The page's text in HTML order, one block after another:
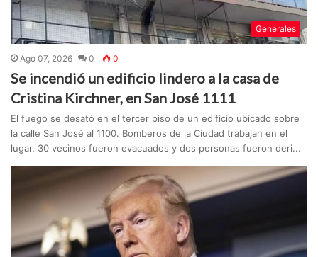
Generales
Ago 07, 2026 0 0
Se incendió un edificio lindero a la casa de
Cristina Kirchner, en San José 1111
El fuego se desató en el tercer piso de un edificio ubicado sobre
la calle San José al 1100. Bomberos de la Ciudad trabajan en el
lugar, 30 vecinos fueron evacuados y dos personas fueron deri...